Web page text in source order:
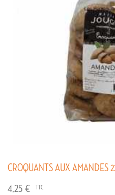
CROQUANTS AUX AMANDES
4,25 € TTC